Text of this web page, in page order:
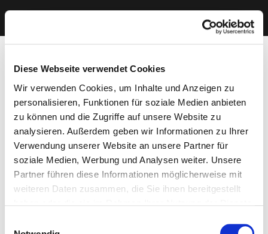
Diese Webseite verwendet Cookies
Wir verwenden Cookies, um Inhalte und Anzeigen zu
personalisieren, Funktionen für soziale Medien anbieten
zu können und die Zugriffe auf unsere Website zu
analysieren. Außerdem geben wir Informationen zu Ihrer
Verwendung unserer Website an unsere Partner für
soziale Medien, Werbung und Analysen weiter. Unsere
Partner führen diese Informationen möglicherweise mit
weiteren Daten zusammen, die Sie ihnen bereitgestellt
Cookies, wenn Sie unsere Webseite weiterhin nutzen.